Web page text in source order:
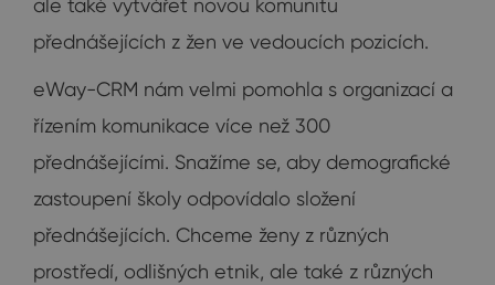
ale také vytvářet novou komunitu
přednášejících z žen ve vedoucích pozicích.
eWay-CRM nám velmi pomohla s organizací a
řízením komunikace více než 300
přednášejícími. Snažíme se, aby demografické
zastoupení školy odpovídalo složení
přednášejících. Chceme ženy z různých
prostředí, odlišných etnik, ale také z různých